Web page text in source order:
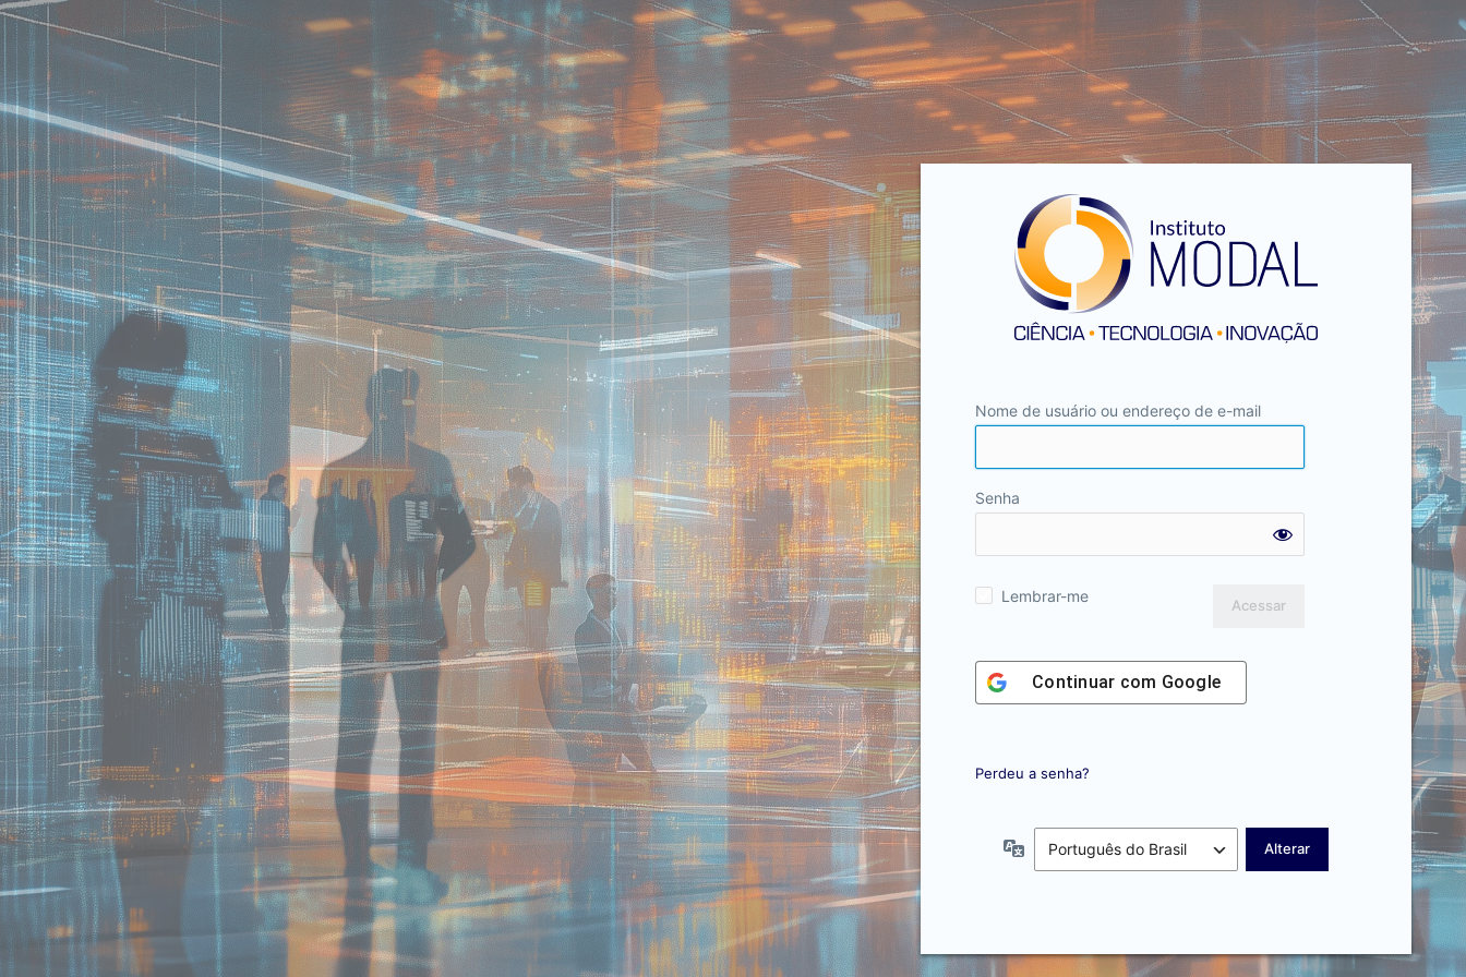
Nome de usuário ou endereço de e-mail
Senha
Lembrar-me
Continuar com Google
Perdeu a senha?
Idioma